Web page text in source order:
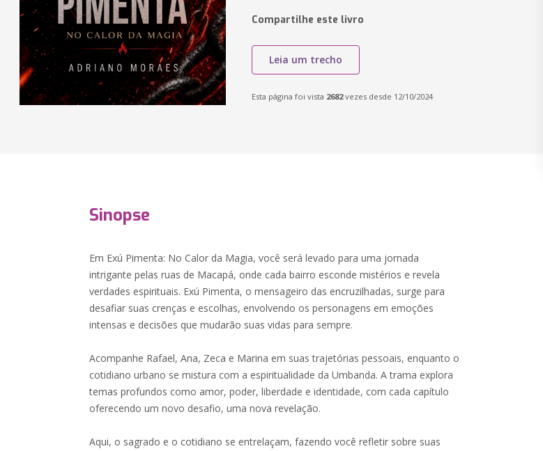
Compartilhe este livro
Leia um trecho
Esta página foi vista 2682vezes desde 12/10/2024
Sinopse
Em Exú Pimenta: No Calor da Magia, você será levado para uma jornada
intrigante pelas ruas de Macapá, onde cada bairro esconde mistérios e revela
verdades espirituais. Exú Pimenta, o mensageiro das encruzilhadas, surge para
desafiar suas crenças e escolhas, envolvendo os personagens em emoções
intensas e decisões que mudarão suas vidas para sempre.
Acompanhe Rafael, Ana, Zeca e Marina em suas trajetórias pessoais, enquanto o
cotidiano urbano se mistura com a espiritualidade da Umbanda. A trama explora
temas profundos como amor, poder, liberdade e identidade, com cada capítulo
oferecendo um novo desafio, uma nova revelação.
Aqui, o sagrado e o cotidiano se entrelaçam, fazendo você refletir sobre suas